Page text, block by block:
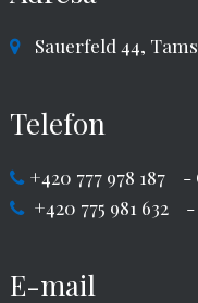
Sauerfeld 44,
Telefon
+420 777 978 187 -
+420 775 981 632 -
E-mail